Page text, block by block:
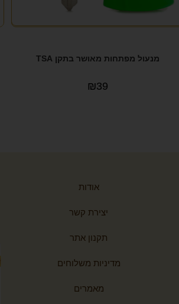
מנעול מפתחות מאושר בתקן TSA
₪39
אודות
יצירת קשר
תקנון אתר
מדיניות משלוחים
מאמרים